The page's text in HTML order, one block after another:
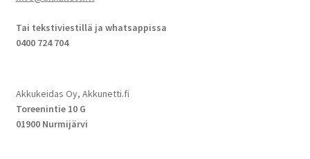
Tai tekstiviestillä ja whatsappissa
0400 724 704
Akkukeidas Oy, Akkunetti.fi
Toreenintie 10 G
01900 Nurmijärvi